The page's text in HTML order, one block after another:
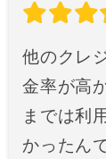
他のクレ
金率が高
までは利
かったん